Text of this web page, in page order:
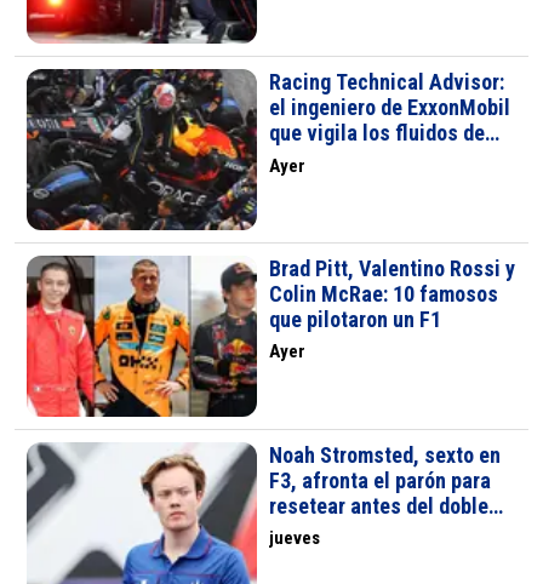
Racing Technical Advisor:
el ingeniero de ExxonMobil
que vigila los fluidos de
Red Bull en F1
Ayer
Brad Pitt, Valentino Rossi y
Colin McRae: 10 famosos
que pilotaron un F1
Ayer
Noah Stromsted, sexto en
F3, afronta el parón para
resetear antes del doble
final en Monza y Madrid
jueves